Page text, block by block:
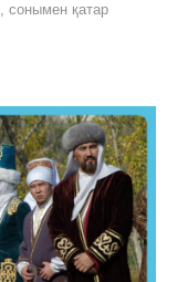
сонымен қатар